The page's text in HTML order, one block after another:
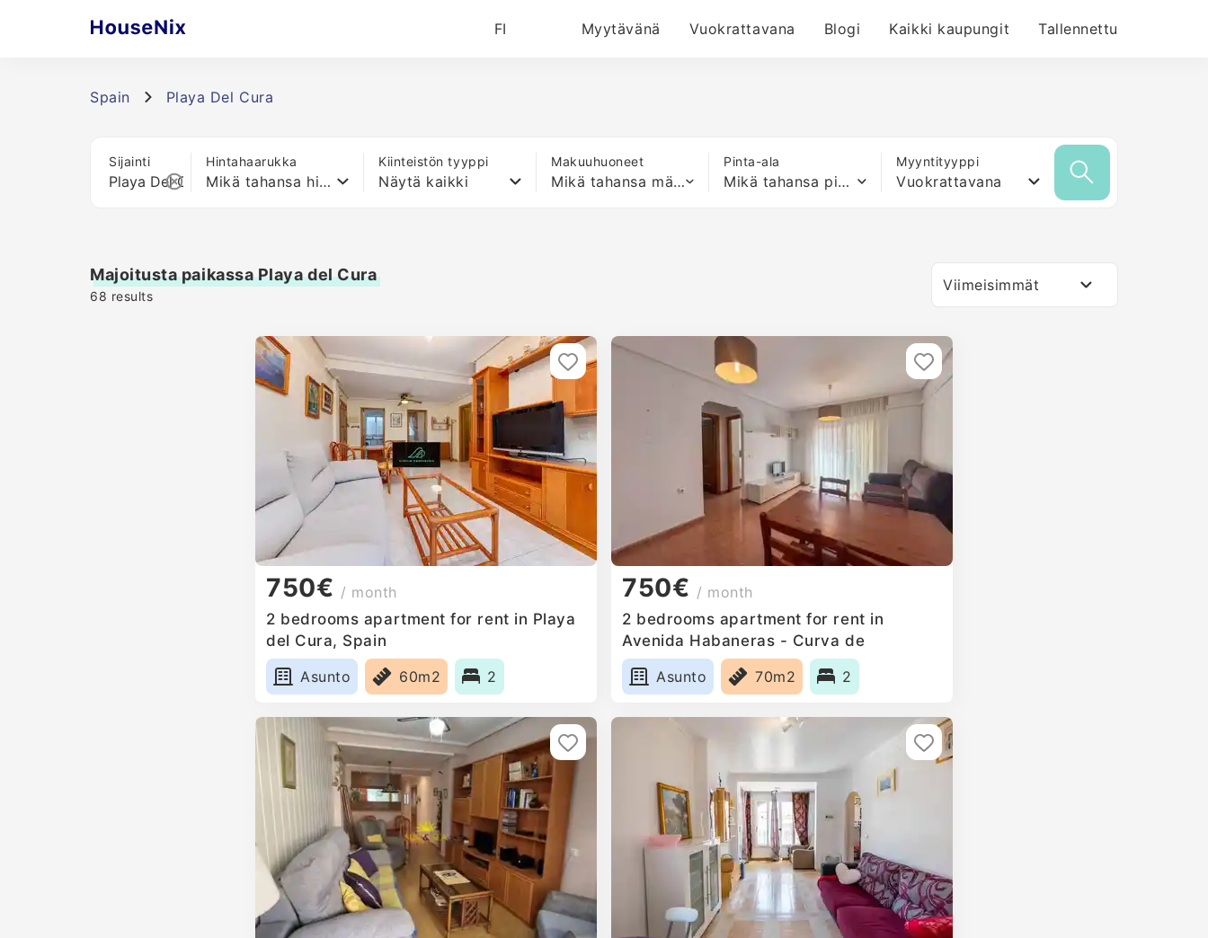
FI Myytävänä Vuokrattavana Blogi Kaikki kaupungit Tallennettu
Spain Playa Del Cura
Sijainti Hintahaarukka
Mikä tahansa hinta
Kiinteistön tyyppi
Näytä kaikki
Makuuhuoneet
Mikä tahansa määrä sänkyjä
Pinta-ala
Mikä tahansa pinta-ala
Myyntityyppi
Vuokrattavana
Majoitusta paikassa Playa del Cura
68 results
Viimeisimmät
750€ / month
2 bedrooms apartment for rent in Playa
del Cura, Spain
Asunto
60m2 2
750€ / month
2 bedrooms apartment for rent in
Avenida Habaneras - Curva de
Palangre, Spain
Asunto
70m2 2